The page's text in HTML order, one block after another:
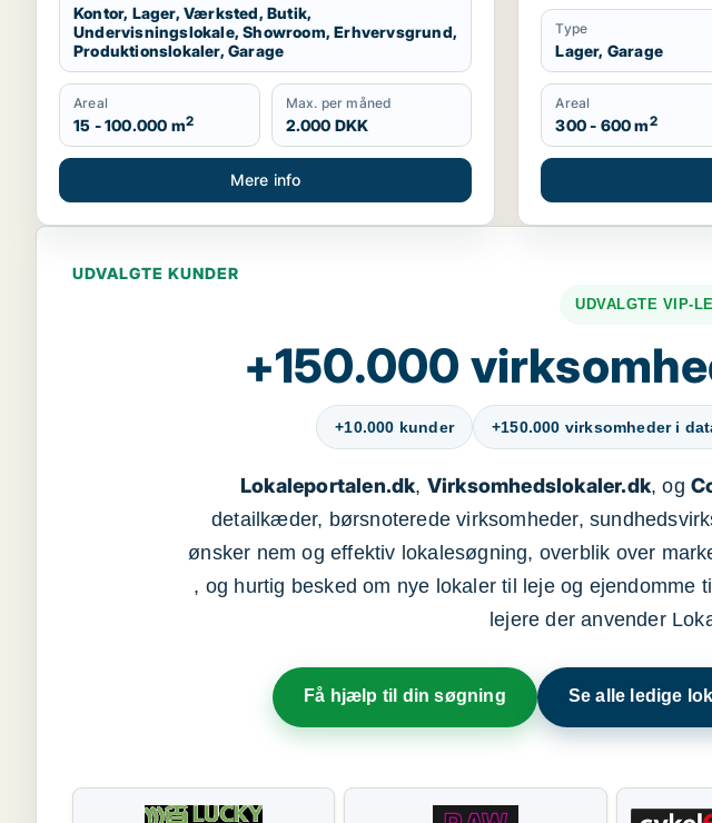
Kontor, Lager, Værksted, Butik,
Undervisningslokale, Showroom, Erhvervsgrund,
Produktionslokaler, Garage
Areal
15 - 100.000 m2
Max. per måned
2.000 DKK
Mere info
Type
Lager, Garage
Areal
300 - 600 m2
UDVALGTE KUNDER
UDVALGTE VIP-
+150.000
+10.000 kunder +150.000 virksomheder i
Lokaleportalen.dk, Virksomhedslokaler.dk, og
detailkæder, børsnoterede virksomheder,
ønsker nem og effektiv lokalesøgning, overblik over
, og hurtig besked om nye lokaler til leje og ejendomme
lejere der anvender
Få hjælp til din søgning Se alle ledige